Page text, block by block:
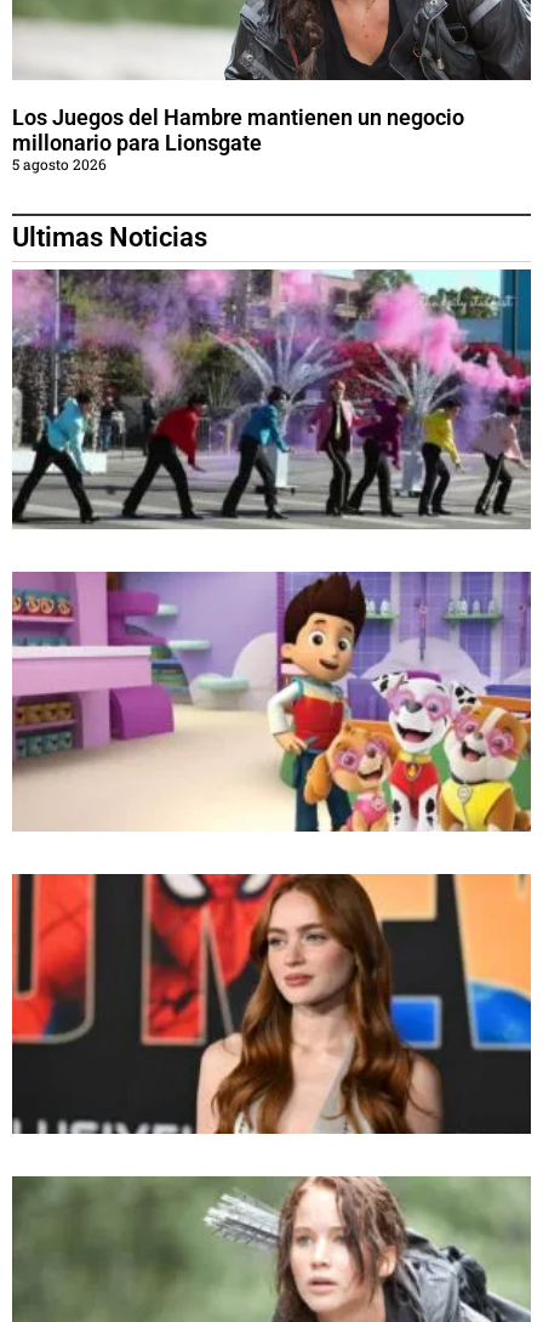
Los Juegos del Hambre mantienen un negocio
millonario para Lionsgate
5 agosto 2026
Ultimas Noticias